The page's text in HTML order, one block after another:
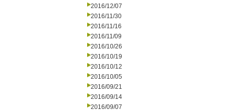
2016/12/07
2016/11/30
2016/11/16
2016/11/09
2016/10/26
2016/10/19
2016/10/12
2016/10/05
2016/09/21
2016/09/14
2016/09/07